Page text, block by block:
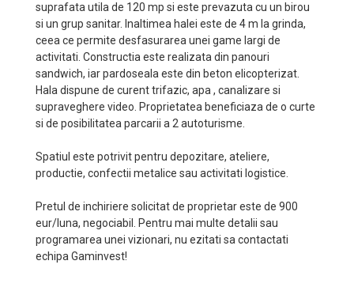
suprafata utila de 120 mp si este prevazuta cu un birou
si un grup sanitar. Inaltimea halei este de 4 m la grinda,
ceea ce permite desfasurarea unei game largi de
activitati. Constructia este realizata din panouri
sandwich, iar pardoseala este din beton elicopterizat.
Hala dispune de curent trifazic, apa , canalizare si
supraveghere video. Proprietatea beneficiaza de o curte
si de posibilitatea parcarii a 2 autoturisme.
Spatiul este potrivit pentru depozitare, ateliere,
productie, confectii metalice sau activitati logistice.
Pretul de inchiriere solicitat de proprietar este de 900
eur/luna, negociabil. Pentru mai multe detalii sau
programarea unei vizionari, nu ezitati sa contactati
echipa Gaminvest!